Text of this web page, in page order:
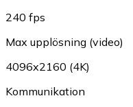
240 fps
Max upplösning (video)
4096x2160 (4K)
Kommunikation